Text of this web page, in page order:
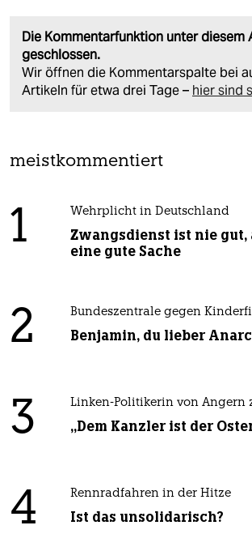
Die Kommentarfunktion unter diesem
geschlossen.
Wir öffnen die Kommentarspalte bei
Artikeln für etwa drei Tage – hier sind
meistkommentiert
1 Wehrplicht in Deutschland
Zwangsdienst ist nie
eine gute Sache
2 Bundeszentrale gegen
Benjamin, du lieber
3 Linken-Politikerin von Angern
„Dem Kanzler ist der
4 Rennradfahren in der Hitze
Ist das unsolidarisch?